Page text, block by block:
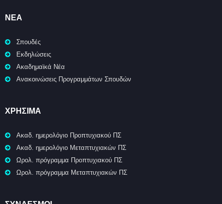
ΝΈΑ
Σπουδές
Εκδηλώσεις
Ακαδημαϊκά Νέα
Ανακοινώσεις Προγραμμάτων Σπουδών
ΧΡΉΣΙΜΑ
Ακαδ. ημερολόγιο Προπτυχιακού ΠΣ
Ακαδ. ημερολόγιο Μεταπτυχιακών ΠΣ
Ωρολ. πρόγραμμα Προπτυχιακού ΠΣ
Ωρολ. πρόγραμμα Μεταπτυχιακών ΠΣ